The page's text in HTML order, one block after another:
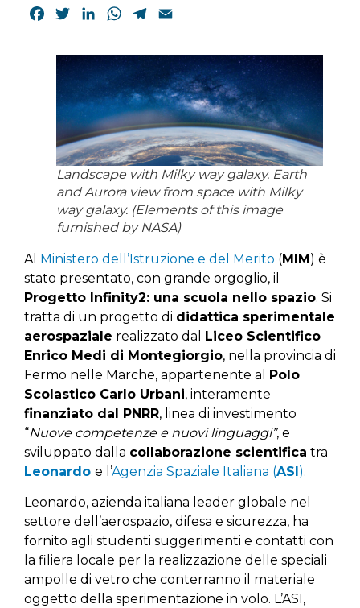
Facebook
TwitterLinkedInWhatsApp
Telegram
Landscape with Milky way galaxy. Earth
and Aurora view from space with Milky
way galaxy. (Elements of this image
furnished by NASA)
Al Ministero dell’Istruzione e del Merito (MIM) è
stato presentato, con grande orgoglio, il
Progetto Infinity2: una scuola nello spazio. Si
tratta di un progetto di didattica sperimentale
aerospaziale realizzato dal Liceo Scientifico
Enrico Medi di Montegiorgio, nella provincia di
Fermo nelle Marche, appartenente al Polo
Scolastico Carlo Urbani, interamente
finanziato dal PNRR, linea di investimento
“Nuove competenze e nuovi linguaggi”, e
sviluppato dalla collaborazione scientifica tra
Leonardo e l’Agenzia Spaziale Italiana (ASI).
Leonardo, azienda italiana leader globale nel
settore dell’aerospazio, difesa e sicurezza, ha
fornito agli studenti suggerimenti e contatti con
la filiera locale per la realizzazione delle speciali
ampolle di vetro che conterranno il materiale
oggetto della sperimentazione in volo. L’ASI,